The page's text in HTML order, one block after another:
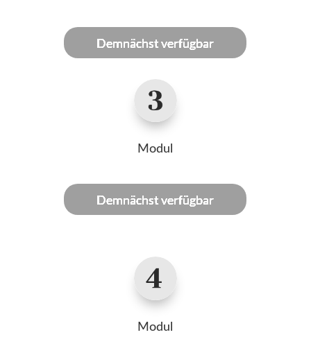
Demnächst verfügbar
Modul
Demnächst verfügbar
Modul